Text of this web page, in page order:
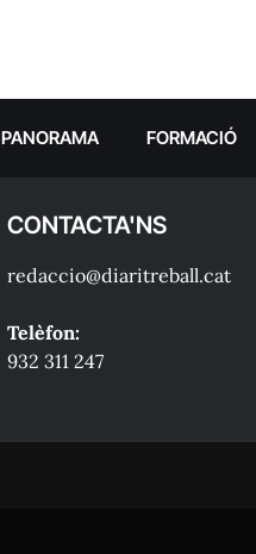
PANORAMA FORMACIÓ
CONTACTA'NS
redaccio@diaritreball.cat
Telèfon:
932 311 247